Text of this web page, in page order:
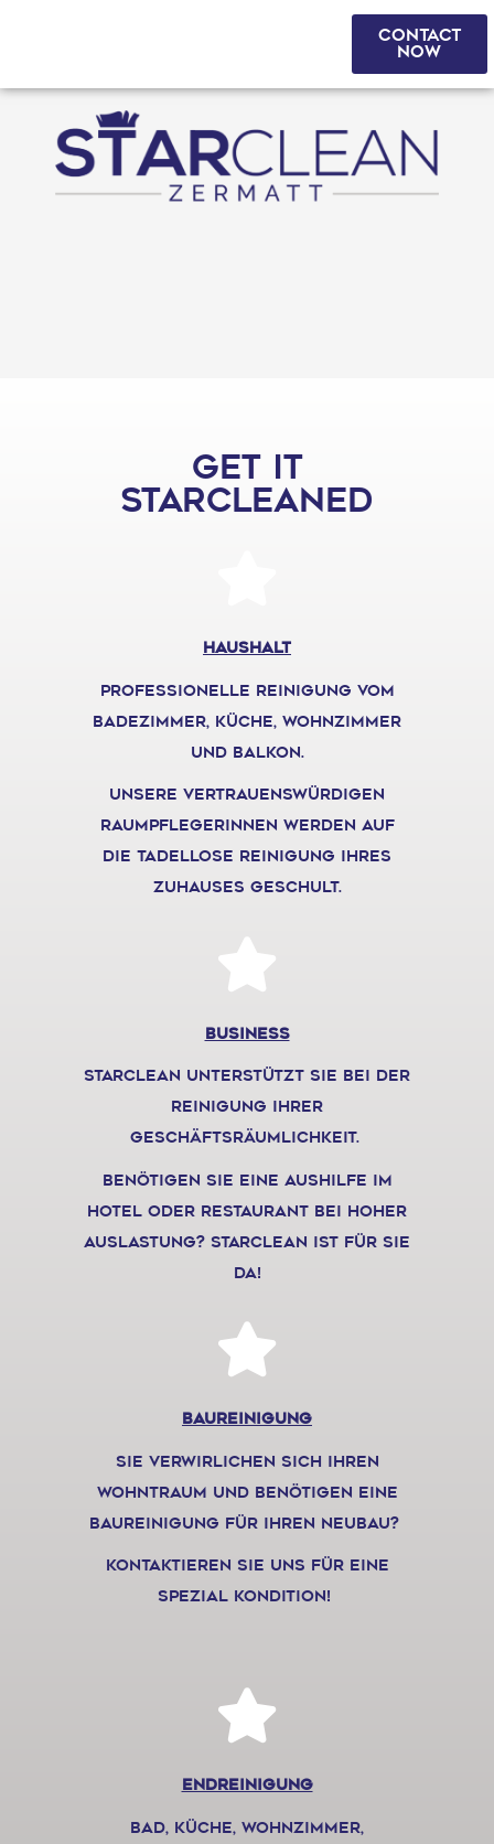
CONTACT
NOW
GET IT
STARCLEANED
Haushalt
professionelle reinigung vom
Badezimmer, küche, wohnzimmer
und balkon.
unsere vertrauenswürdigen
raumpflegerinnen werden auf
die tadellose reinigung ihres
zuhauses geschult.
Business
starclean unterstützt sie bei der
reinigung ihrer
geschäftsräumlichkeit.
benötigen sie eine aushilfe im
hotel oder restaurant bei hoher
auslastung? Starclean ist für sie
da!
baureinigung
sie verwirlichen sich ihren
wohntraum und benötigen eine
baureinigung für ihren neubau?
Kontaktieren sie uns für eine
spezial kondition!
endreinigung
bad, küche, wohnzimmer,